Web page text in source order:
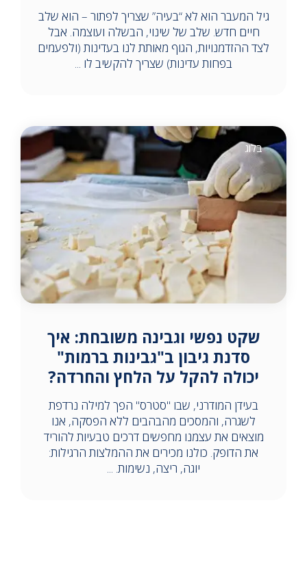
גיל המעבר הוא לא “בעיה” שצריך לפתור – הוא שלב
חיים חדש. שלב של שינוי, הבשלה ועוצמה. אבל
לצד ההזדמנויות, הגוף מאותת לנו בעדינות (ולפעמים
בפחות עדינות) שצריך להקשיב לו ...
בלוג
שקט נפשי וגבינה משובחת: איך
סדנת גיבון ב"גבינות ברמות"
יכולה להקל על הלחץ והחרדה?
בעידן המודרני, שבו "סטרס" הפך למילה נרדפת
לשגרה, והמסכים מהבהבים ללא הפסקה, אנו
מוצאים את עצמנו מחפשים דרכים טבעיות להוריד
את הדופק. כולנו מכירים את ההמלצות הרגילות:
יוגה, ריצה, נשימות. ...